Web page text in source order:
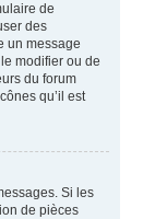
de
des
un message
modifier ou de
du forum
qu’il est
Si les
de pièces